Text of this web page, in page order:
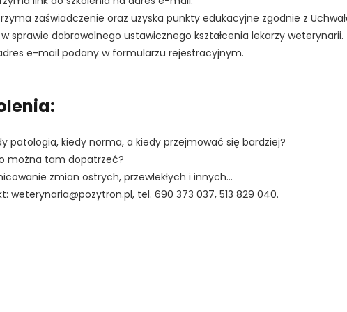
zaświadczenie oraz uzyska punkty edukacyjne zgodnie z
sprawie dobrowolnego ustawicznego kształcenia lekarzy weterynarii.
e-mail podany w formularzu rejestracyjnym.
patologia, kiedy norma, a kiedy przejmować się bardziej?
można tam dopatrzeć?
zmian ostrych, przewlekłych i innych…
weterynaria@pozytron.pl, tel. 690 373 037, 513 829 040.